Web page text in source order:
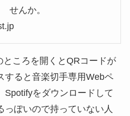
せんか。
ころを開くとQRコードが
すると音楽切手専用Webペ
Spotifyをダウンロードして
っぽいので持っていない人